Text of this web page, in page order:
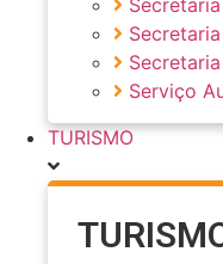
Serviço
TURISMO